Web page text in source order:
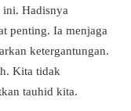
ini. Hadisnya
penting. Ia menjaga
ketergantungan.
Kita tidak
tauhid kita.